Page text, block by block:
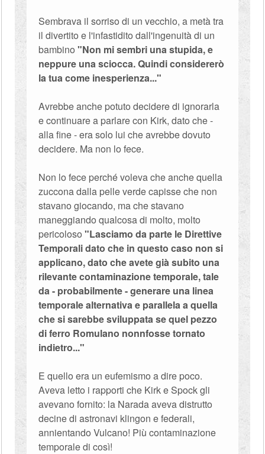
Sembrava il sorriso di un vecchio, a metà tra
il divertito e l'infastidito dall'ingenuità di un
bambino"Non mi sembri una stupida, e
neppure una sciocca. Quindi considererò
la tua come inesperienza..."
Avrebbe anche potuto decidere di ignorarla
e continuare a parlare con Kirk, dato che -
alla fine - era solo lui che avrebbe dovuto
decidere. Ma non lo fece.
Non lo fece perché voleva che anche quella
zuccona dalla pelle verde capisse che non
stavano giocando, ma che stavano
maneggiando qualcosa di molto, molto
pericoloso"Lasciamo da parte le Direttive
Temporali dato che in questo caso non si
applicano, dato che avete già subito una
rilevante contaminazione temporale, tale
da - probabilmente - generare una linea
temporale alternativa e parallela a quella
che si sarebbe sviluppata se quel pezzo
di ferro Romulano nonnfosse tornato
indietro..."
E quello era un eufemismo a dire poco.
Aveva letto i rapporti che Kirk e Spock gli
avevano fornito: la Narada aveva distrutto
decine di astronavi klingon e federali,
annientando Vulcano! Più contaminazione
temporale di così!